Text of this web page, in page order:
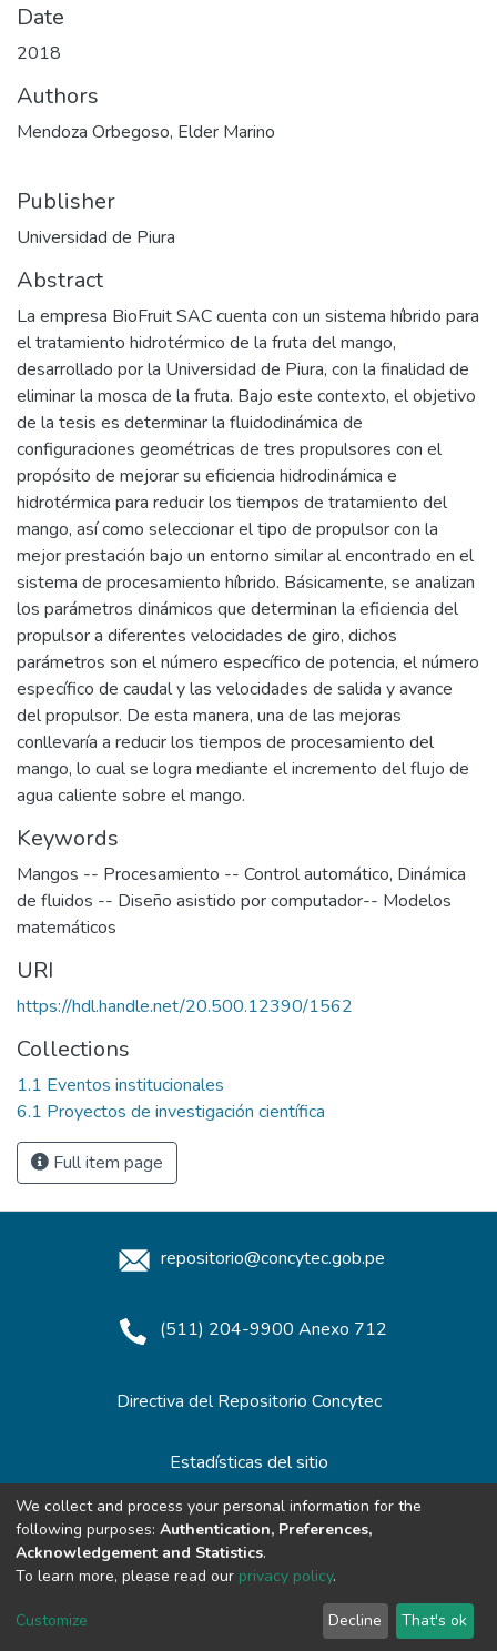
Date
2018
Authors
Mendoza Orbegoso, Elder Marino
Publisher
Universidad de Piura
Abstract
La empresa BioFruit SAC cuenta con un sistema híbrido para
el tratamiento hidrotérmico de la fruta del mango,
desarrollado por la Universidad de Piura, con la finalidad de
eliminar la mosca de la fruta. Bajo este contexto, el objetivo
de la tesis es determinar la fluidodinámica de
configuraciones geométricas de tres propulsores con el
propósito de mejorar su eficiencia hidrodinámica e
hidrotérmica para reducir los tiempos de tratamiento del
mango, así como seleccionar el tipo de propulsor con la
mejor prestación bajo un entorno similar al encontrado en el
sistema de procesamiento híbrido. Básicamente, se analizan
los parámetros dinámicos que determinan la eficiencia del
propulsor a diferentes velocidades de giro, dichos
parámetros son el número específico de potencia, el número
específico de caudal y las velocidades de salida y avance
del propulsor. De esta manera, una de las mejoras
conllevaría a reducir los tiempos de procesamiento del
mango, lo cual se logra mediante el incremento del flujo de
agua caliente sobre el mango.
Keywords
Mangos -- Procesamiento -- Control automático, Dinámica
de fluidos -- Diseño asistido por computador-- Modelos
matemáticos
URI
https://hdl.handle.net/20.500.12390/1562
Collections
1.1 Eventos institucionales
6.1 Proyectos de investigación científica
Full item page
repositorio@concytec.gob.pe
(511) 204-9900 Anexo 712
Directiva del Repositorio Concytec
Estadísticas del sitio
Redes de Repositorios
We collect and process your personal information for the
following purposes: Authentication, Preferences,
Acknowledgement and Statistics.
To learn more, please read our privacy policy.
Customize Decline That's ok